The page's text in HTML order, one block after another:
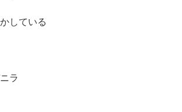
している
ラ